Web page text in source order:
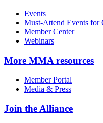
Events
Must-Attend Events for
Member Center
Webinars
More MMA resources
Member Portal
Media & Press
Join the Alliance